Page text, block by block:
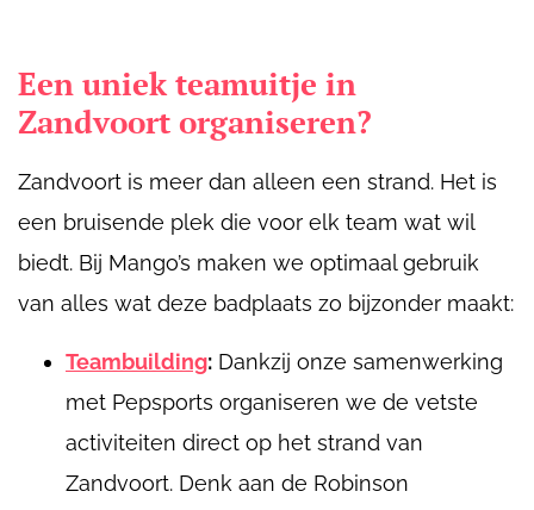
Een uniek teamuitje in
Zandvoort organiseren?
Zandvoort is meer dan alleen een strand. Het is
een bruisende plek die voor elk team wat wil
biedt. Bij Mango’s maken we optimaal gebruik
van alles wat deze badplaats zo bijzonder maakt:
Teambuilding: Dankzij onze samenwerking
met Pepsports organiseren we de vetste
activiteiten direct op het strand van
Zandvoort. Denk aan de Robinson